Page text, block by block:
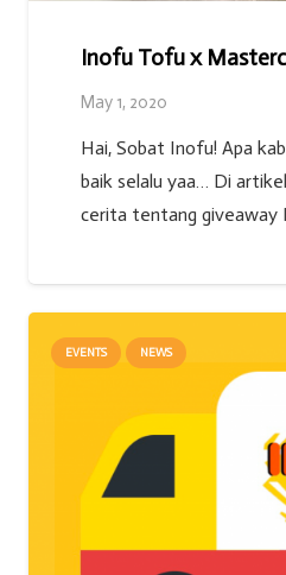
Inofu Tofu x
May 1, 2020
Hai, Sobat Inofu! Apa
baik selalu yaa… Di
cerita tentang giveaway
EVENTS NEWS